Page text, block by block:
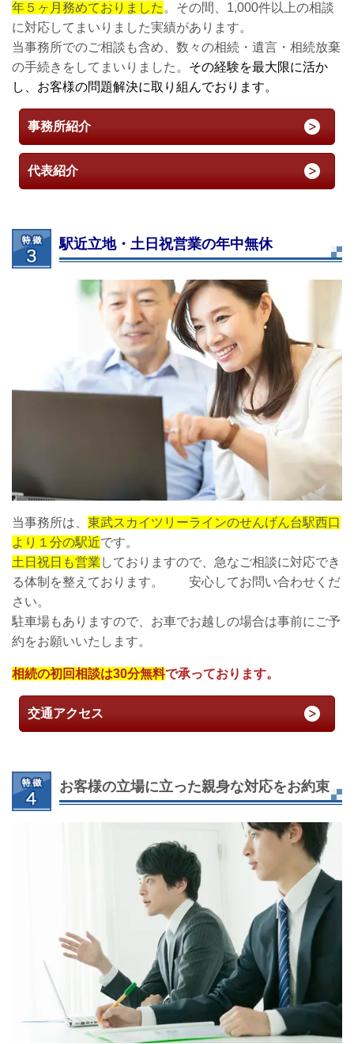
年５ヶ月務めておりました。その間、1,000件以上の相談
に対応してまいりました実績があります。
当事務所でのご相談も含め、数々の相続・遺言・相続放棄
の手続きをしてまいりました。 その経験を最大限に活か
し、お客様の問題解決に取り組んでおります。
事務所紹介
代表紹介
駅近立地・土日祝営業の年中無休
当事務所は、 東武スカイツリーラインのせんげん台駅西口
より１分の駅近です。
土日祝日も営業 しておりますので、急なご相談に対応でき
る体制を整えております。 安心してお問い合わせくだ
さい。
駐車場もありますので、お車でお越しの場合は事前にご予
約をお願いいたします。
相続の初回相談は30分無料で承っております。
交通アクセス
お客様の立場に立った親身な対応をお約束